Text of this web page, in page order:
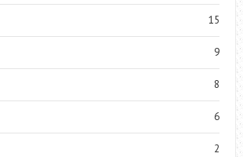
15
9
8
6
2